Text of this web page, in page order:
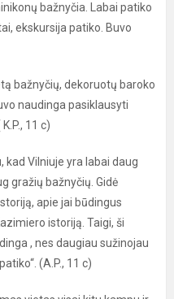
bažnyčia. Labai patiko
ekskursija patiko. Buvo
bažnyčių, dekoruotų baroko
naudinga pasiklausyti
11 c)
Vilniuje yra labai daug
gražių bažnyčių. Gidė
apie jai būdingus
istoriją. Taigi, ši
, nes daugiau sužinojau
(A.P., 11 c)